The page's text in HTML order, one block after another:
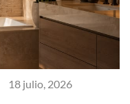
18 julio, 2026